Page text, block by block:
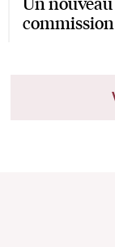
commission